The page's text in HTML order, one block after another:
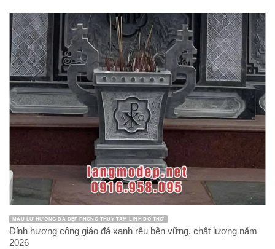
MẪU LƯ HƯƠNG ĐÁ ĐẸP PHONG THỦY TÂM LINH ĐỒ THỜ
Đỉnh hương công giáo đá xanh rêu bền vững, chất lượng năm
2026